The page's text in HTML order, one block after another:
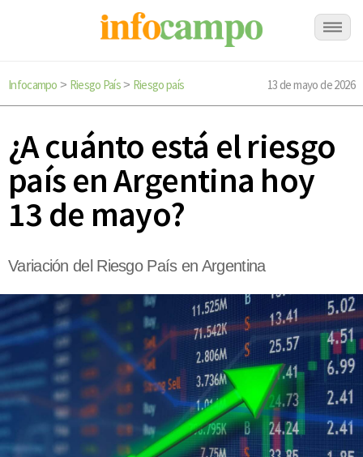
Infocampo > Riesgo País> Riesgo país 13 de mayo de 2026
¿A cuánto está el riesgo
país en Argentina hoy
13 de mayo?
Variación del Riesgo País en Argentina